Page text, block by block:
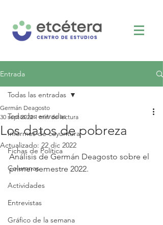
Entrada
Todas las entradas
Informes de coyuntura
Fichas de Política
Columnas
Actividades
Entrevistas
Gráfico de la semana
Todas las entradas
Los datos de pobreza
Germán Deagosto
30 sept 2022 1 min de lectura
Actualizado: 22 dic 2022
Análisis de Germán Deagosto sobre el
primer semestre 2022.